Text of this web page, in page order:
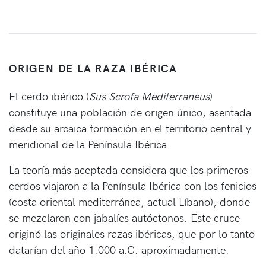
ORIGEN DE LA RAZA IBÉRICA
El cerdo ibérico (Sus Scrofa Mediterraneus)
constituye una población de origen único, asentada
desde su arcaica formación en el territorio central y
meridional de la Península Ibérica.
La teoría más aceptada considera que los primeros
cerdos viajaron a la Península Ibérica con los fenicios
(costa oriental mediterránea, actual Líbano), donde
se mezclaron con jabalíes autóctonos. Este cruce
originó las originales razas ibéricas, que por lo tanto
datarían del año 1.000 a.C. aproximadamente.